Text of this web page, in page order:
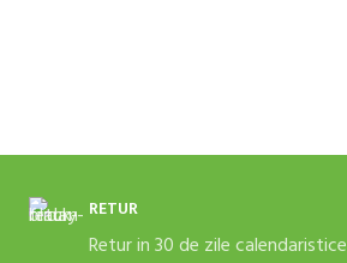
RETUR
Retur in 30 de zile calendaristice